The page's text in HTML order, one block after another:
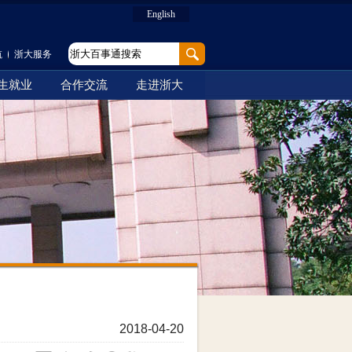
English
浙大服务
就业 合作交流 走进浙大
2018-04-20